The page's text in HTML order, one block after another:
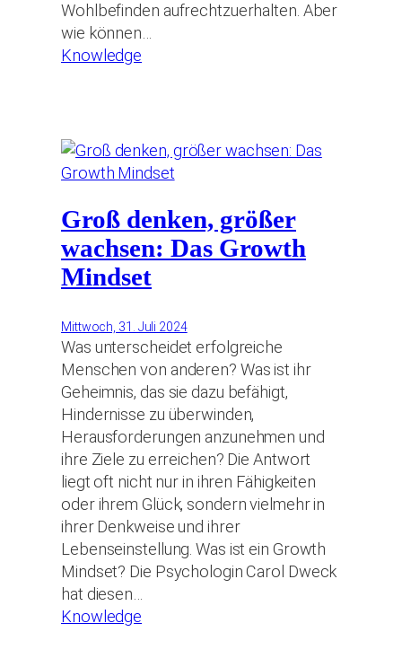
Wohlbefinden aufrechtzuerhalten. Aber
wie können…
Knowledge
Groß denken, größer
wachsen: Das Growth
Mindset
Mittwoch, 31. Juli 2024
Was unterscheidet erfolgreiche
Menschen von anderen? Was ist ihr
Geheimnis, das sie dazu befähigt,
Hindernisse zu überwinden,
Herausforderungen anzunehmen und
ihre Ziele zu erreichen? Die Antwort
liegt oft nicht nur in ihren Fähigkeiten
oder ihrem Glück, sondern vielmehr in
ihrer Denkweise und ihrer
Lebenseinstellung. Was ist ein Growth
Mindset? Die Psychologin Carol Dweck
hat diesen…
Knowledge